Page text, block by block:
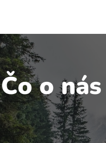
Čo o